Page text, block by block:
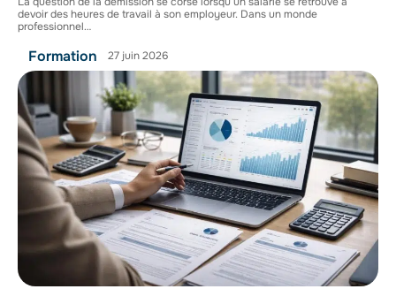
devoir des heures de travail à son employeur. Dans un monde
professionnel…
Formation 27 juin 2026